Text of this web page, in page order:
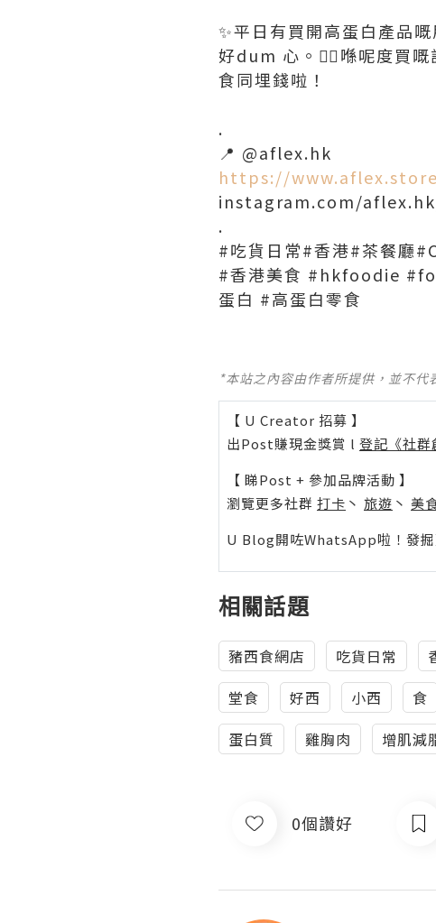
✨平日有買開高蛋白產品
好dum 心。👍🏻喺呢度買
食同埋錢啦！
.
📍 @aflex.hk
https://
instagram.com/
.
#吃貨日常#香港#茶餐廳
#香港美食 #hkfoodie
蛋白 #高蛋白零食
*本站之內容由作者所提供，並不
【 U Creator 招募 】
出Post賺現金獎賞 l 登記《社群
【 睇Post + 參加品牌活動 】
瀏覽更多社群 打卡 丶 旅遊 丶 美
U Blog開咗WhatsApp啦！發掘
相關話題
豬西食網店 吃貨日常
堂食
好西 小西 食
蛋白質
雞胸肉 增肌減
0個讚好